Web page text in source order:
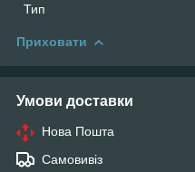
Тип
Приховати
Умови доставки
Нова Пошта
Самовивіз